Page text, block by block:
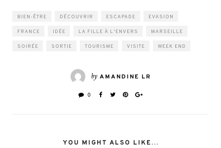
BIEN-ÊTRE DÉCOUVRIR ESCAPADE EVASION
FRANCE IDÉE LA FILLE À L'ENVERS MARSEILLE
SOIRÉE SORTIE TOURISME VISITE WEEK END
by AMANDINE LR
0
YOU MIGHT ALSO LIKE...